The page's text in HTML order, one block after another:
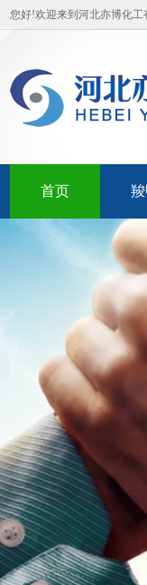
您好!欢迎来到河北亦博化
首页